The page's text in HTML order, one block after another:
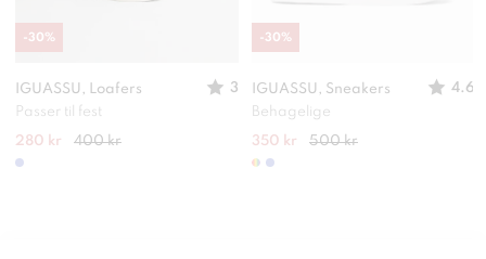
IGUASSU, Loafers
3
Passer til fest
280 kr 400 kr
-30%
IGUASSU, Sneakers
4.6
Behagelige
350 kr 500 kr
-30%